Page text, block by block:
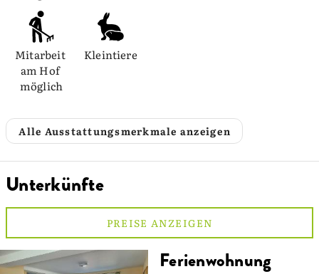
Mitarbeit
am Hof
möglich
Kleintiere
Alle Ausstattungsmerkmale anzeigen
Unterkünfte
PREISE ANZEIGEN
Ferienwohnung